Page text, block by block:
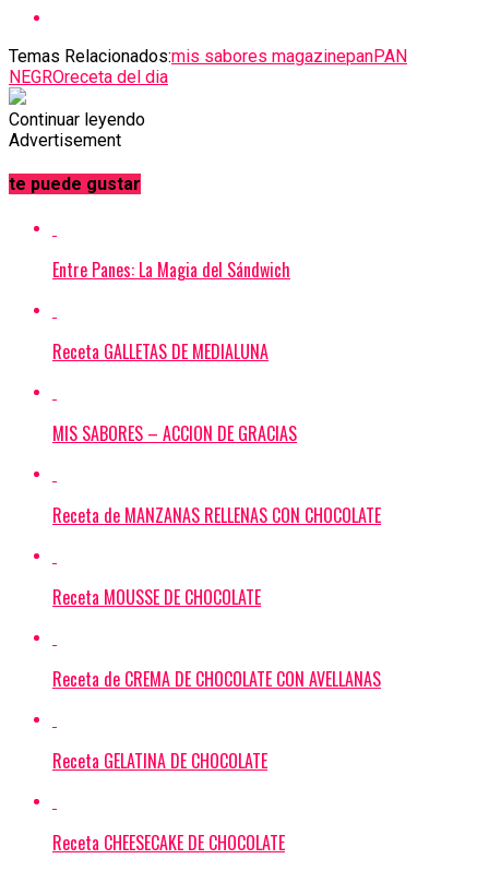
Temas Relacionados:mis sabores magazinepanPAN
NEGROreceta del dia
Continuar leyendo
Advertisement
te puede gustar
Entre Panes: La Magia del Sándwich
Receta GALLETAS DE MEDIALUNA
MIS SABORES – ACCION DE GRACIAS
Receta de MANZANAS RELLENAS CON CHOCOLATE
Receta MOUSSE DE CHOCOLATE
Receta de CREMA DE CHOCOLATE CON AVELLANAS
Receta GELATINA DE CHOCOLATE
Receta CHEESECAKE DE CHOCOLATE